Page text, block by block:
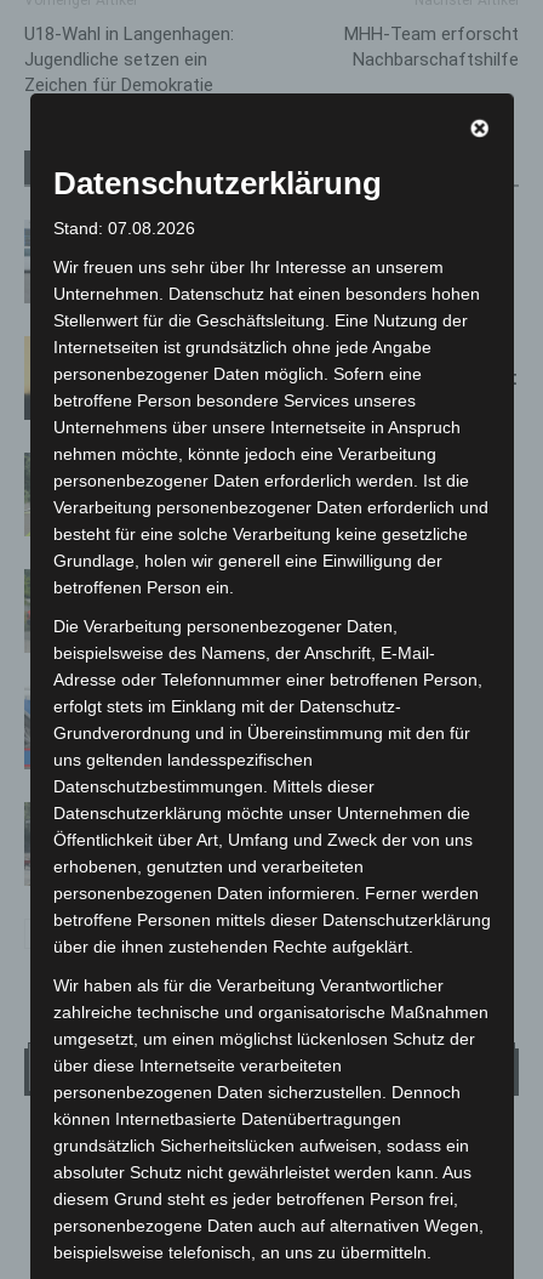
U18-Wahl in Langenhagen:
Jugendliche setzen ein
Zeichen für Demokratie
MHH-Team erforscht
Nachbarschaftshilfe
Verwandte Artikel Mehr vom Autor
Niedersachsen: Feuerwehrkräfte
kehren nach Waldbrandeinsatz aus
Spanien zurück
Hannover: Erste Tigermücken-
Population in Niedersachsen entdeckt
Brand im „Haus der Begegnung“ in
Neuwarmbüchen schnell eingedämmt
Region Hannover: 21 neue
Kreuz
Mann läuft mit Hockeyschläger über
A7 – Polizei sucht Zeugen
Gasleitung bei McDonald’s-Umbau in
Langenhagen beschädigt
Wetter
LANGENHAGEN
Bedeckt
19.1°C 19.5°
17.7°
Datenschutzerklärung
Stand: 07.08.2026
Wir freuen uns sehr über Ihr Interesse an unserem
Unternehmen. Datenschutz hat einen besonders hohen
Stellenwert für die Geschäftsleitung. Eine Nutzung der
Internetseiten ist grundsätzlich ohne jede Angabe
personenbezogener Daten möglich. Sofern eine
betroffene Person besondere Services unseres
Unternehmens über unsere Internetseite in Anspruch
nehmen möchte, könnte jedoch eine Verarbeitung
personenbezogener Daten erforderlich werden. Ist die
Verarbeitung personenbezogener Daten erforderlich und
besteht für eine solche Verarbeitung keine gesetzliche
Grundlage, holen wir generell eine Einwilligung der
betroffenen Person ein.
Die Verarbeitung personenbezogener Daten,
beispielsweise des Namens, der Anschrift, E-Mail-
Adresse oder Telefonnummer einer betroffenen Person,
erfolgt stets im Einklang mit der Datenschutz-
Grundverordnung und in Übereinstimmung mit den für
uns geltenden landesspezifischen
Datenschutzbestimmungen. Mittels dieser
Datenschutzerklärung möchte unser Unternehmen die
Öffentlichkeit über Art, Umfang und Zweck der von uns
erhobenen, genutzten und verarbeiteten
personenbezogenen Daten informieren. Ferner werden
betroffene Personen mittels dieser Datenschutzerklärung
über die ihnen zustehenden Rechte aufgeklärt.
Wir haben als für die Verarbeitung Verantwortlicher
zahlreiche technische und organisatorische Maßnahmen
umgesetzt, um einen möglichst lückenlosen Schutz der
über diese Internetseite verarbeiteten
personenbezogenen Daten sicherzustellen. Dennoch
können Internetbasierte Datenübertragungen
grundsätzlich Sicherheitslücken aufweisen, sodass ein
absoluter Schutz nicht gewährleistet werden kann. Aus
diesem Grund steht es jeder betroffenen Person frei,
personenbezogene Daten auch auf alternativen Wegen,
beispielsweise telefonisch, an uns zu übermitteln.